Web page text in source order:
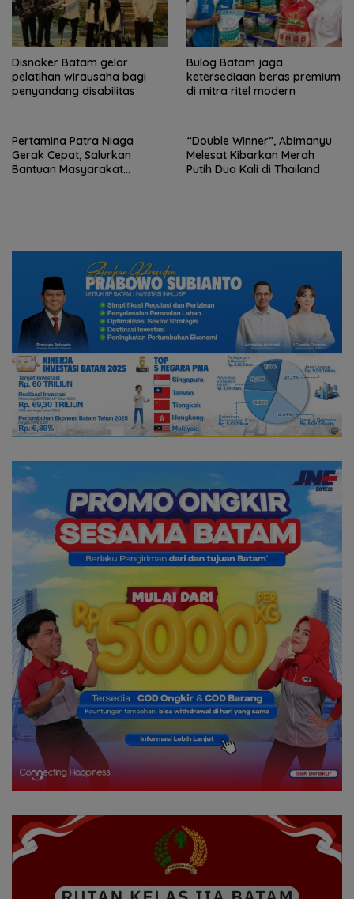
Disnaker Batam gelar
pelatihan wirausaha bagi
penyandang disabilitas
Bulog Batam jaga
ketersediaan beras premium
di mitra ritel modern
Pertamina Patra Niaga
Gerak Cepat, Salurkan
Bantuan Masyarakat
“Double Winner”, Abimanyu
Melesat Kibarkan Merah
Putih Dua Kali di Thailand